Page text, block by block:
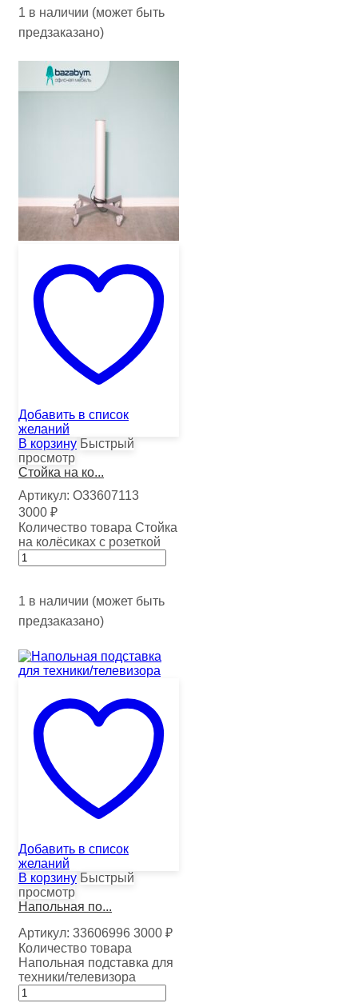
1 в наличии (может быть
предзаказано)
Добавить в список
желаний
В корзину Быстрый
просмотр
Стойка на ко...
Артикул: О33607113
3000 ₽
Количество товара Стойка
на колёсиках с розеткой
1 в наличии (может быть
предзаказано)
Добавить в список
желаний
В корзину Быстрый
просмотр
Напольная по...
Артикул: 33606996 3000 ₽
Количество товара
Напольная подставка для
техники/телевизора